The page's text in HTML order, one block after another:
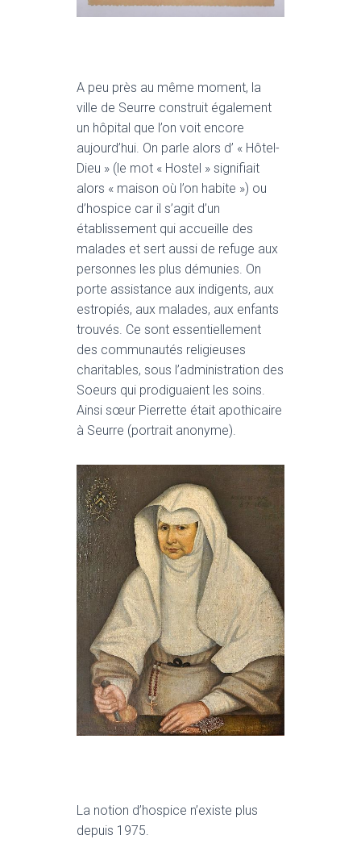
A peu près au même moment, la
ville de Seurre construit également
un hôpital que l’on voit encore
aujourd’hui. On parle alors d’ « Hôtel-
Dieu » (le mot « Hostel » signifiait
alors « maison où l’on habite ») ou
d’hospice car il s’agit d’un
établissement qui accueille des
malades et sert aussi de refuge aux
personnes les plus démunies. On
porte assistance aux indigents, aux
estropiés, aux malades, aux enfants
trouvés. Ce sont essentiellement
des communautés religieuses
charitables, sous l’administration des
Soeurs qui prodiguaient les soins.
Ainsi sœur Pierrette était apothicaire
à Seurre (portrait anonyme).
La notion d’hospice n’existe plus
depuis 1975.